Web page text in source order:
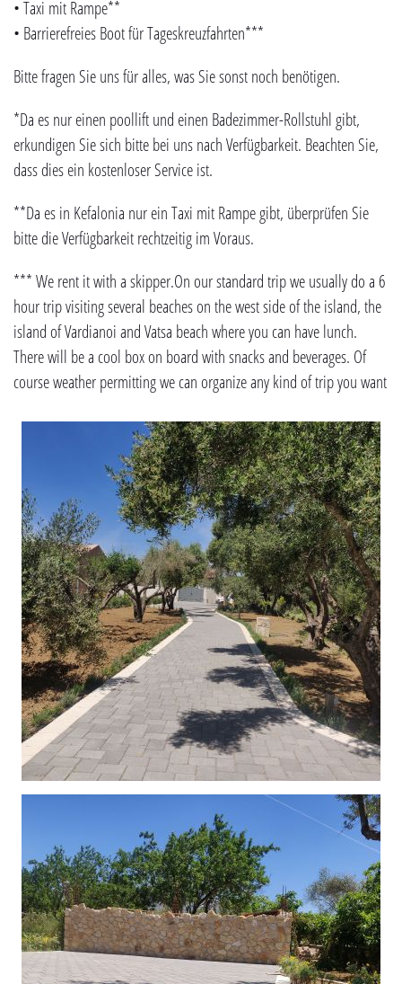
• Taxi mit Rampe**
• Barrierefreies Boot für Tageskreuzfahrten***
Bitte fragen Sie uns für alles, was Sie sonst noch benötigen.
*Da es nur einen poollift und einen Badezimmer-Rollstuhl gibt,
erkundigen Sie sich bitte bei uns nach Verfügbarkeit. Beachten Sie,
dass dies ein kostenloser Service ist.
**Da es in Kefalonia nur ein Taxi mit Rampe gibt, überprüfen Sie
bitte die Verfügbarkeit rechtzeitig im Voraus.
*** We rent it with a skipper.On our standard trip we usually do a 6
hour trip visiting several beaches on the west side of the island, the
island of Vardianoi and Vatsa beach where you can have lunch.
There will be a cool box on board with snacks and beverages. Of
course weather permitting we can organize any kind of trip you want